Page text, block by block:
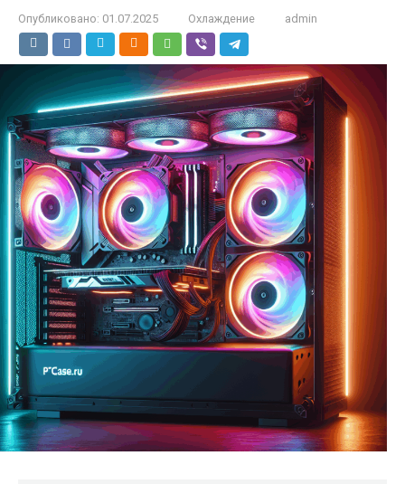
Опубликовано: 01.07.2025 Охлаждение admin